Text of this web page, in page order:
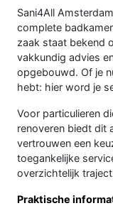
Sani4All
complete
zaak staat bekend
vakkundig advies
opgebouwd. Of je
hebt: hier word je
Voor particulieren
renoveren biedt dit
vertrouwen een
toegankelijke
overzichtelijk
Praktische